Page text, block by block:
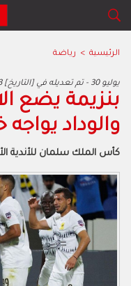
الرئيسية > رياضة
2023 يوليو 30 - تم تعديله في [التاريخ]
بنزيمة يضع
والوداد
كأس الملك سلمان للأندية